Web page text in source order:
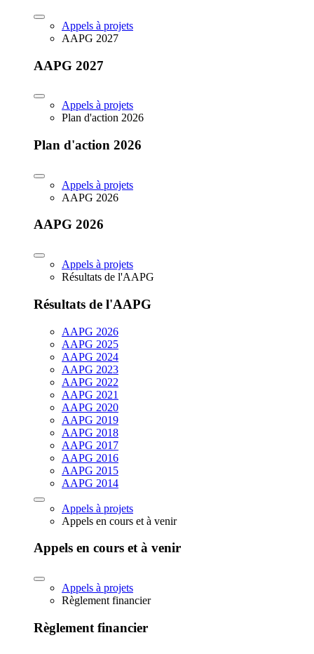
Appels à projets
AAPG 2027
AAPG 2027
Appels à projets
Plan d'action 2026
Plan d'action 2026
Appels à projets
AAPG 2026
AAPG 2026
Appels à projets
Résultats de l'AAPG
Résultats de l'AAPG
AAPG 2026
AAPG 2025
AAPG 2024
AAPG 2023
AAPG 2022
AAPG 2021
AAPG 2020
AAPG 2019
AAPG 2018
AAPG 2017
AAPG 2016
AAPG 2015
AAPG 2014
Appels à projets
Appels en cours et à venir
Appels en cours et à venir
Appels à projets
Règlement financier
Règlement financier